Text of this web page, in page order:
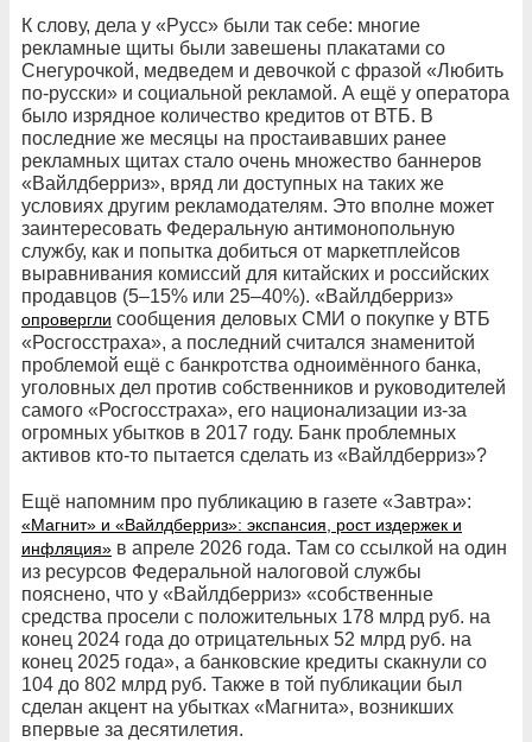
К слову, дела у «Русс» были так себе: многие
рекламные щиты были завешены плакатами со
Снегурочкой, медведем и девочкой с фразой «Любить
по-русски» и социальной рекламой. А ещё у оператора
было изрядное количество кредитов от ВТБ. В
последние же месяцы на простаивавших ранее
рекламных щитах стало очень множество баннеров
«Вайлдберриз», вряд ли доступных на таких же
условиях другим рекламодателям. Это вполне может
заинтересовать Федеральную антимонопольную
службу, как и попытка добиться от маркетплейсов
выравнивания комиссий для китайских и российских
продавцов (5–15% или 25–40%). «Вайлдберриз»
опровергли сообщения деловых СМИ о покупке у ВТБ
«Росгосстраха», а последний считался знаменитой
проблемой ещё с банкротства одноимённого банка,
уголовных дел против собственников и руководителей
самого «Росгосстраха», его национализации из-за
огромных убытков в 2017 году. Банк проблемных
активов кто-то пытается сделать из «Вайлдберриз»?
Ещё напомним про публикацию в газете «Завтра»:
«Магнит» и «Вайлдберриз»: экспансия, рост издержек и
инфляция» в апреле 2026 года. Там со ссылкой на один
из ресурсов Федеральной налоговой службы
пояснено, что у «Вайлдберриз» «собственные
средства просели с положительных 178 млрд руб. на
конец 2024 года до отрицательных 52 млрд руб. на
конец 2025 года», а банковские кредиты скакнули со
104 до 802 млрд руб. Также в той публикации был
сделан акцент на убытках «Магнита», возникших
впервые за десятилетия.